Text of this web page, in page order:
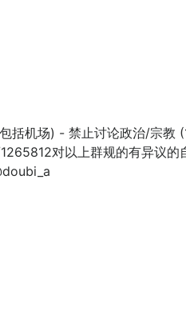
括机场) - 禁止讨论政治/宗教
对以上群规的有异议的